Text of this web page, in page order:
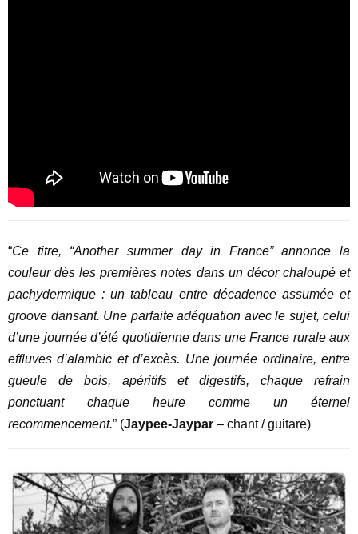
“Ce titre, “Another summer day in France” annonce la
couleur dès les premières notes dans un décor chaloupé et
pachydermique : un tableau entre décadence assumée et
groove dansant. Une parfaite adéquation avec le sujet, celui
d’une journée d’été quotidienne dans une France rurale aux
effluves d’alambic et d’excès. Une journée ordinaire, entre
gueule de bois, apéritifs et digestifs, chaque refrain
ponctuant chaque heure comme un éternel
recommencement.” (Jaypee-Jaypar – chant / guitare)